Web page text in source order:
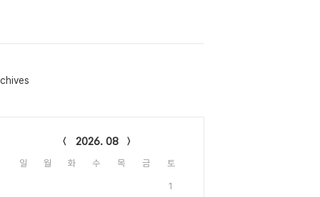
2026. 08
일 월 화 수 목 금 토
1